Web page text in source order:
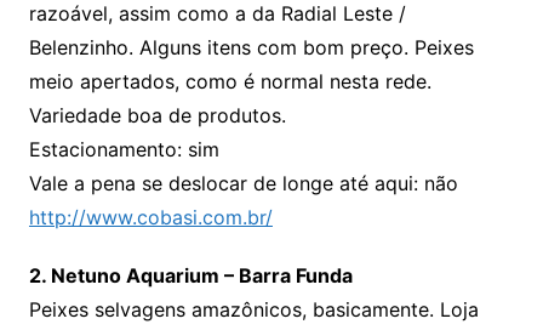
razoável, assim como a da Radial Leste /
Belenzinho. Alguns itens com bom preço. Peixes
meio apertados, como é normal nesta rede.
Variedade boa de produtos.
Estacionamento: sim
Vale a pena se deslocar de longe até aqui: não
http://www.cobasi.com.br/
2. Netuno Aquarium – Barra Funda
Peixes selvagens amazônicos, basicamente. Loja